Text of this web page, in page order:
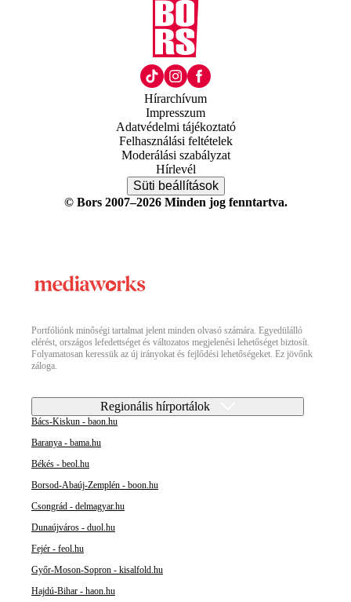
Hírarchívum
Impresszum
Adatvédelmi tájékoztató
Felhasználási feltételek
Moderálási szabályzat
Hírlevél
Süti beállítások
© Bors 2007–2026 Minden jog fenntartva.
Portfóliónk minőségi tartalmat jelent minden olvasó számára. Egyedülálló
elérést, országos lefedettséget és változatos megjelenési lehetőséget biztosít.
Folyamatosan keressük az új irányokat és fejlődési lehetőségeket. Ez jövőnk
záloga.
Regionális hírportálok
Bács-Kiskun - baon.hu
Baranya - bama.hu
Békés - beol.hu
Borsod-Abaúj-Zemplén - boon.hu
Csongrád - delmagyar.hu
Dunaújváros - duol.hu
Fejér - feol.hu
Győr-Moson-Sopron - kisalfold.hu
Hajdú-Bihar - haon.hu